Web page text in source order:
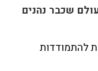
שכבר נהנים
להתמודדות